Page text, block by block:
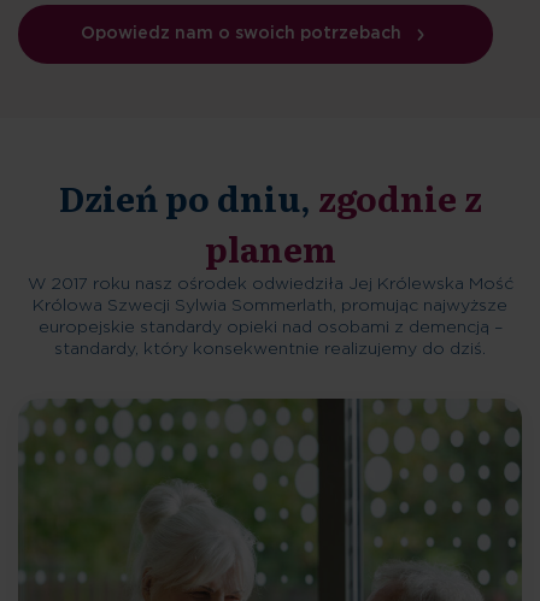
Opowiedz nam o swoich potrzebach
Dzień po dniu, zgodnie z
planem
W 2017 roku nasz ośrodek odwiedziła Jej Królewska Mość
Królowa Szwecji Sylwia Sommerlath, promując najwyższe
europejskie standardy opieki nad osobami z demencją –
standardy, który konsekwentnie realizujemy do dziś.